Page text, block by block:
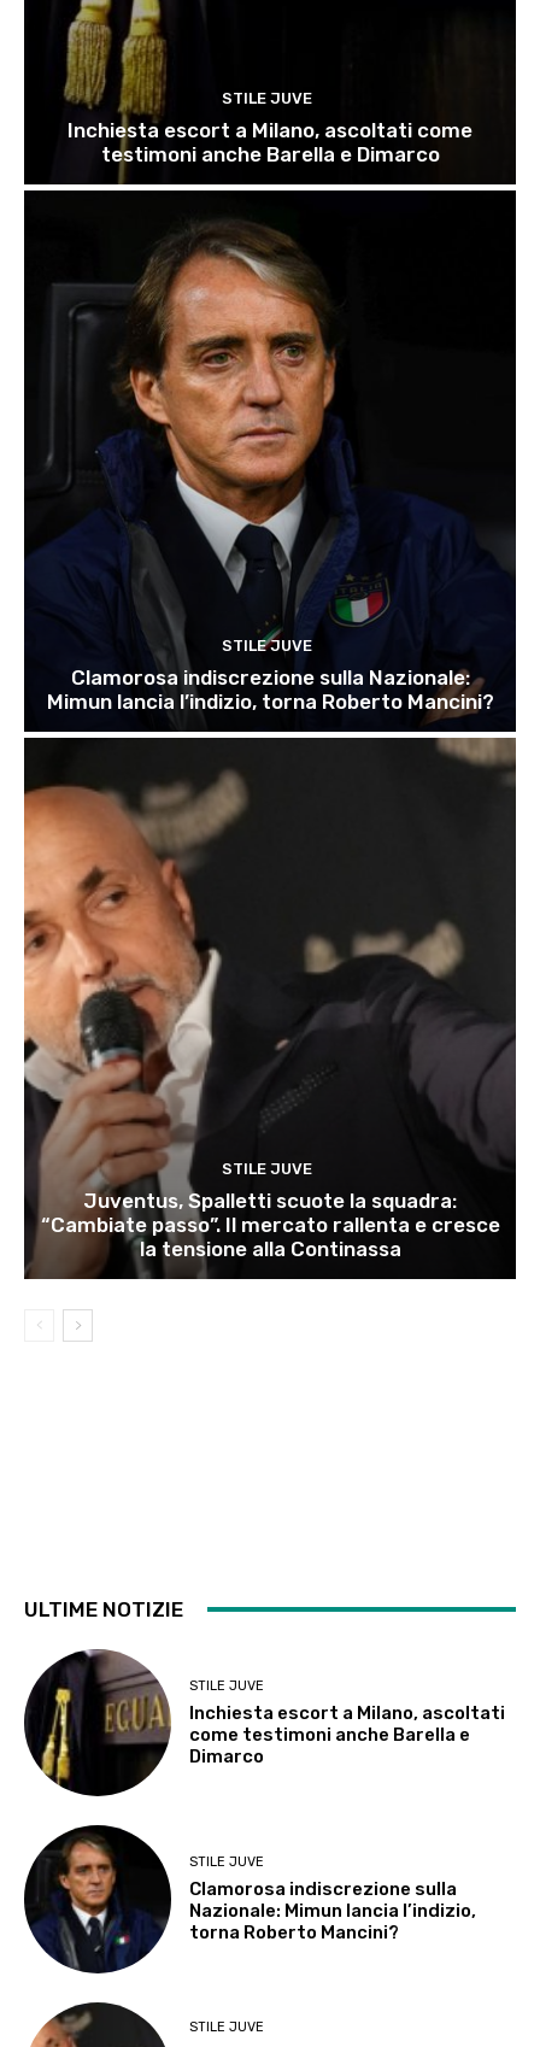
STILE JUVE
Inchiesta escort a Milano, ascoltati come
testimoni anche Barella e Dimarco
STILE JUVE
Clamorosa indiscrezione sulla Nazionale:
Mimun lancia l’indizio, torna Roberto Mancini?
STILE JUVE
Juventus, Spalletti scuote la squadra:
“Cambiate passo”. Il mercato rallenta e cresce
la tensione alla Continassa
ULTIME NOTIZIE
STILE JUVE
Inchiesta escort a Milano, ascoltati
come testimoni anche Barella e
Dimarco
STILE JUVE
Clamorosa indiscrezione sulla
Nazionale: Mimun lancia l’indizio,
torna Roberto Mancini?
STILE JUVE